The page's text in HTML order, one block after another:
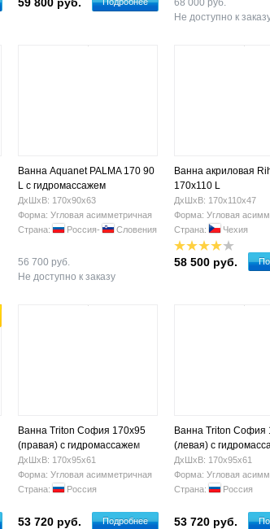
68 000 руб.
Не доступно к
Ванна Aquanet PALMA 170 90
L с гидромассажем
ДхШхВ: 170х90х63
Форма: Угловая асимметричная
Страна:
Россия- Словения
56 700 руб.
Не доступно к заказу
Ванна акриловая
170x110 L
ДхШхВ: 170х110х47
Форма: Угловая
Страна:
Чехия
58 500 руб.
Ванна Triton София 170х95
(правая) с гидромассажем
ДхШхВ: 170х95х61
Форма: Угловая асимметричная
Страна:
Россия
53 720 руб. Подробнее
Ванна Triton София
(левая) с
ДхШхВ: 170х95х61
Форма: Угловая
Страна:
Россия
53 720 руб.